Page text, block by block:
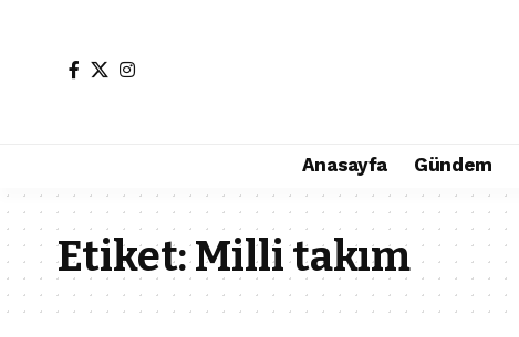
Anasayfa Gündem
Etiket:Milli takım